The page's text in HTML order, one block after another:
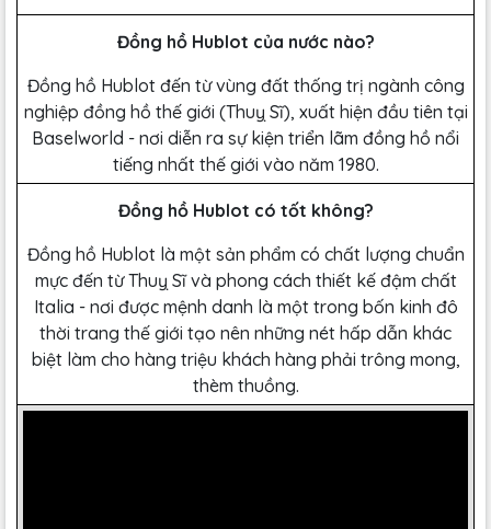
Đồng hồ Hublot của nước nào?
Đồng hồ Hublot đến từ vùng đất thống trị ngành công
nghiệp đồng hồ thế giới (Thuỵ Sĩ), xuất hiện đầu tiên tại
Baselworld - nơi diễn ra sự kiện triển lãm đồng hồ nổi
tiếng nhất thế giới vào năm 1980.
Đồng hồ Hublot có tốt không?
Đồng hồ Hublot là một sản phẩm có chất lượng chuẩn
mực đến từ Thuỵ Sĩ và phong cách thiết kế đậm chất
Italia - nơi được mệnh danh là một trong bốn kinh đô
thời trang thế giới tạo nên những nét hấp dẫn khác
biệt làm cho hàng triệu khách hàng phải trông mong,
thèm thuồng.